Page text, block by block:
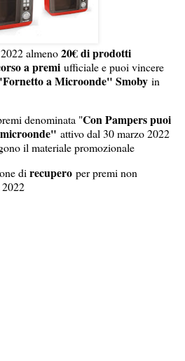
almeno20€ di prodotti
a premi ufficiale e puoi vincere
a Microonde" Smoby in
denominata "Con Pampers puoi
attivo dal 30 marzo 2022
il materiale promozionale
di recupero per premi non